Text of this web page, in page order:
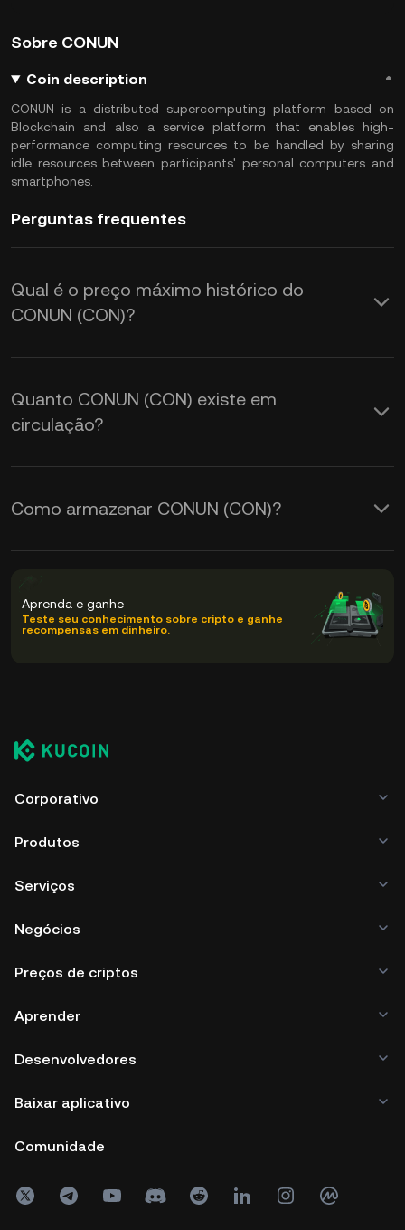
Sobre CONUN
Coin description
CONUN is a distributed supercomputing platform based on
Blockchain and also a service platform that enables high-
performance computing resources to be handled by sharing
idle resources between participants' personal computers and
smartphones.
Perguntas frequentes
Qual é o preço máximo histórico do
CONUN (CON)?
Quanto CONUN (CON) existe em
circulação?
Como armazenar CONUN (CON)?
Aprenda e ganhe
Teste seu conhecimento sobre cripto e ganhe
recompensas em dinheiro.
Corporativo
Produtos
Serviços
Negócios
Preços de criptos
Aprender
Desenvolvedores
Baixar aplicativo
Comunidade